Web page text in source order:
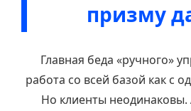
призму
Главная беда «ручного»
работа со всей базой как с
Но клиенты неодинаковы.